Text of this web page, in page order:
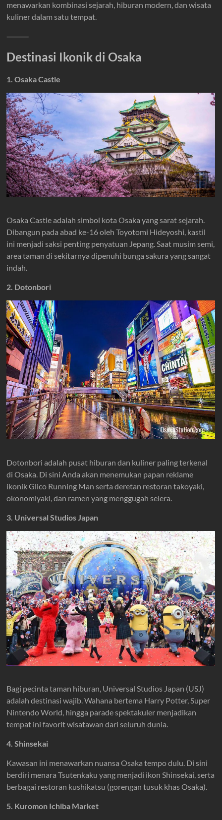
menawarkan kombinasi sejarah, hiburan modern, dan wisata
kuliner dalam satu tempat.
⸻
Destinasi Ikonik di Osaka
1. Osaka Castle
Osaka Castle adalah simbol kota Osaka yang sarat sejarah.
Dibangun pada abad ke-16 oleh Toyotomi Hideyoshi, kastil
ini menjadi saksi penting penyatuan Jepang. Saat musim semi,
area taman di sekitarnya dipenuhi bunga sakura yang sangat
indah.
2. Dotonbori
Dotonbori adalah pusat hiburan dan kuliner paling terkenal
di Osaka. Di sini Anda akan menemukan papan reklame
ikonik Glico Running Man serta deretan restoran takoyaki,
okonomiyaki, dan ramen yang menggugah selera.
3. Universal Studios Japan
Bagi pecinta taman hiburan, Universal Studios Japan (USJ)
adalah destinasi wajib. Wahana bertema Harry Potter, Super
Nintendo World, hingga parade spektakuler menjadikan
tempat ini favorit wisatawan dari seluruh dunia.
4. Shinsekai
Kawasan ini menawarkan nuansa Osaka tempo dulu. Di sini
berdiri menara Tsutenkaku yang menjadi ikon Shinsekai, serta
berbagai restoran kushikatsu (gorengan tusuk khas Osaka).
5. Kuromon Ichiba Market